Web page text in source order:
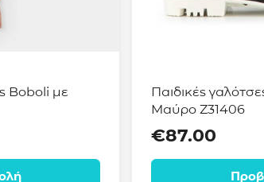
Boboli με
Παιδικές
Μαύρο Z31406
€87.00